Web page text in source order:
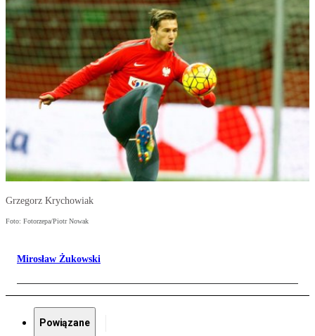
Grzegorz Krychowiak
Foto: Fotorzepa/Piotr Nowak
Mirosław Żukowski
Powiązane